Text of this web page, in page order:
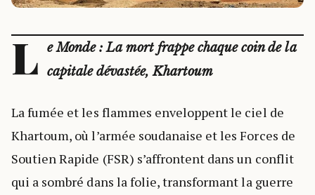
L e Monde : La mort frappe chaque coin de la
capitale dévastée, Khartoum
La fumée et les flammes enveloppent le ciel de
Khartoum, où l’armée soudanaise et les Forces de
Soutien Rapide (FSR) s’affrontent dans un conflit
qui a sombré dans la folie, transformant la guerre